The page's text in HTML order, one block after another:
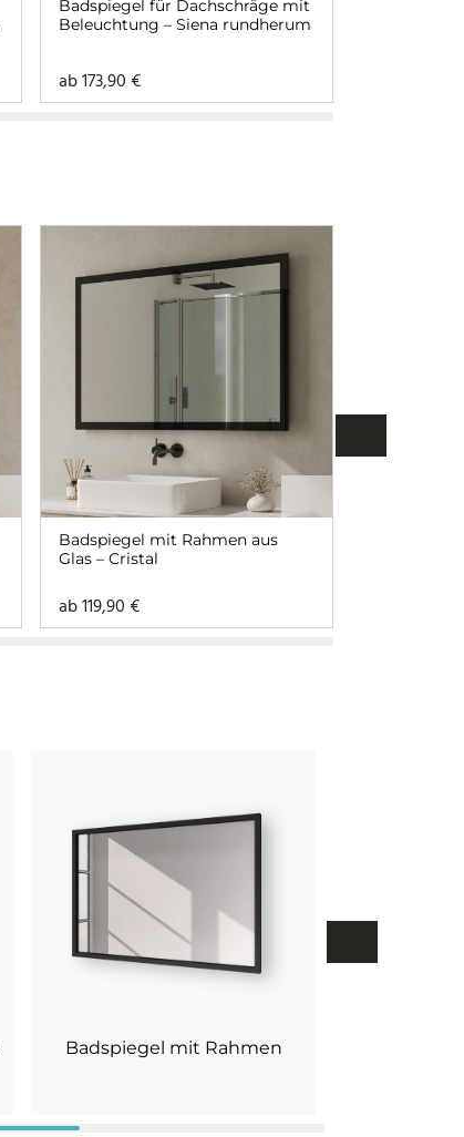
Badspiegel für Dachschräge mit
Beleuchtung – Siena rundherum
ab173,90€
Badspiegel mit Rahmen aus
Glas – Cristal
ab119,90€
Badspiegel mit Rahmen